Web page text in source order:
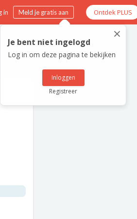
in Meld je gratis aan Ontdek PLUS
×
Je bent niet ingelogd
Log in om deze pagina te bekijken
Inloggen
Registreer